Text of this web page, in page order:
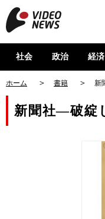
社会 政治 経済
ホーム 書籍 新
新聞社―破綻